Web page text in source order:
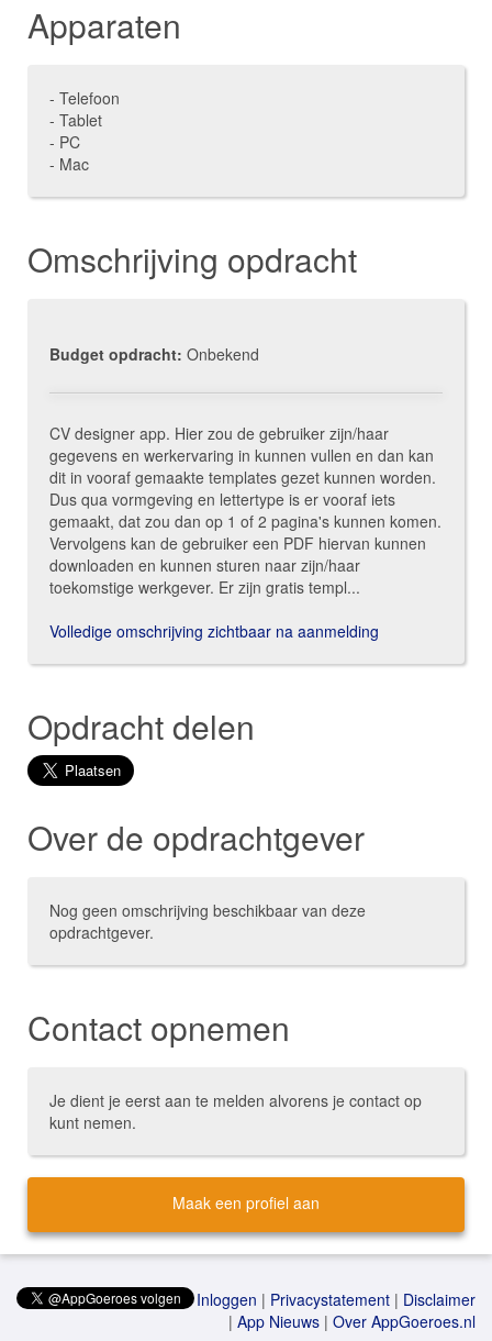
Apparaten
- Telefoon
- Tablet
- PC
- Mac
Omschrijving opdracht
Budget opdracht: Onbekend
CV designer app. Hier zou de gebruiker zijn/haar
gegevens en werkervaring in kunnen vullen en dan kan
dit in vooraf gemaakte templates gezet kunnen worden.
Dus qua vormgeving en lettertype is er vooraf iets
gemaakt, dat zou dan op 1 of 2 pagina's kunnen komen.
Vervolgens kan de gebruiker een PDF hiervan kunnen
downloaden en kunnen sturen naar zijn/haar
toekomstige werkgever. Er zijn gratis templ...
Volledige omschrijving zichtbaar na aanmelding
Opdracht delen
Over de opdrachtgever
Nog geen omschrijving beschikbaar van deze
opdrachtgever.
Contact opnemen
Je dient je eerst aan te melden alvorens je contact op
kunt nemen.
Maak een profiel aan
Inloggen | Privacystatement | Disclaimer
| App Nieuws | Over AppGoeroes.nl